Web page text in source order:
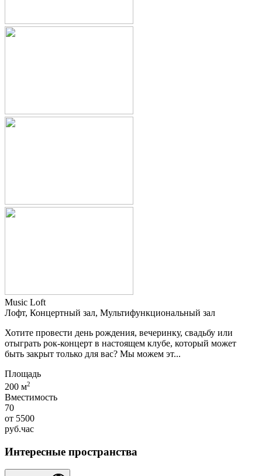
Music Loft
Лофт, Концертный зал, Мультифункциональный зал
Хотите провести день рождения, вечеринку, свадьбу или
отыграть рок-концерт в настоящем клубе, который может
быть закрыт только для вас? Мы можем эт...
Площадь
200 м2
Вместимость
70
от 5500
руб.час
Интересные пространства